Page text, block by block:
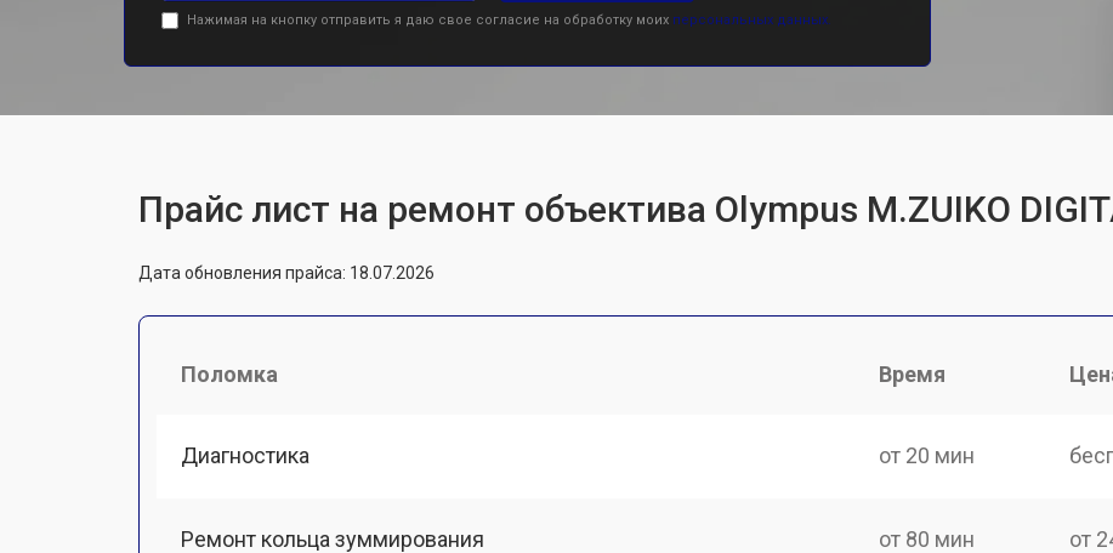
Нажимая на кнопку отправить я даю свое согласие на обработку моих персональных данных.
Прайс лист на ремонт объектива Olympus M.ZUIKO
Дата обновления прайса: 18.07.2026
Поломка Время
Диагностика от 20 мин
Ремонт кольца зуммирования от 80 мин от